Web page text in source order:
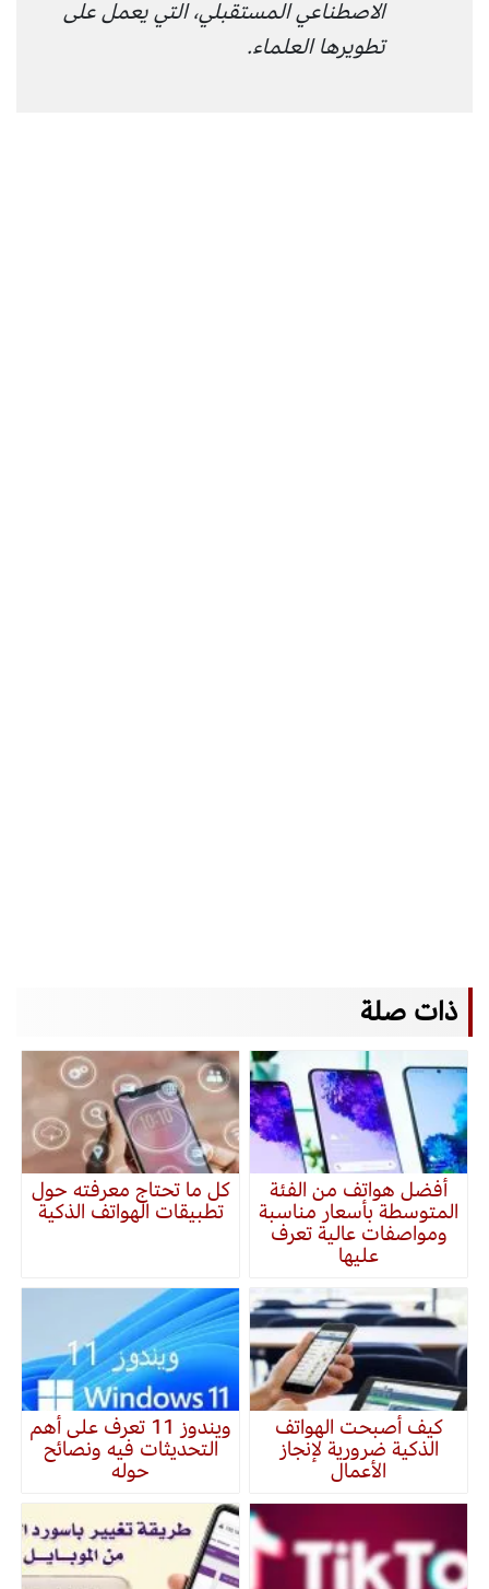
الاصطناعي المستقبلي، التي يعمل على
تطويرها العلماء.
ذات صلة
أفضل هواتف من الفئة
المتوسطة بأسعار مناسبة
ومواصفات عالية تعرف
عليها
كل ما تحتاج معرفته حول
تطبيقات الهواتف الذكية
كيف أصبحت الهواتف
الذكية ضرورية لإنجاز
الأعمال
ويندوز 11 تعرف على أهم
التحديثات فيه ونصائح
حوله